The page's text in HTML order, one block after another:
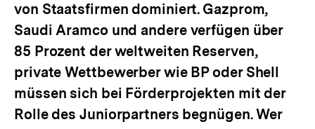
von Staatsfirmen dominiert. Gazprom,
Saudi Aramco und andere verfügen über
85 Prozent der weltweiten Reserven,
private Wettbewerber wie BP oder Shell
müssen sich bei Förderprojekten mit der
Rolle des Juniorpartners begnügen. Wer